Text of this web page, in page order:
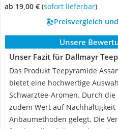
ab 19,00 € ( Sofort lieferbar)
Preisvergleich
Unsere
Unser Fazit für Dallmayr
Das Produkt Teepyramide
bietet eine hochwertige
Schwarztee-Aromen. Durch
zudem Wert auf
Anbaumethoden gelegt. Die